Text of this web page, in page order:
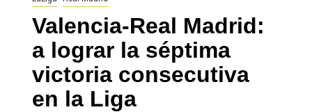
Valencia-Real Madrid:
a lograr la séptima
victoria consecutiva
en la Liga